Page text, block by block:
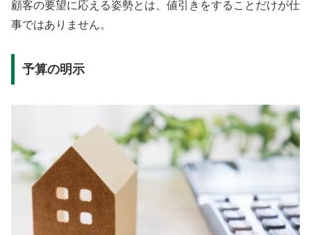
顧客の要望に応える姿勢とは、値引きをすることだけが仕
事ではありません。
予算の明示